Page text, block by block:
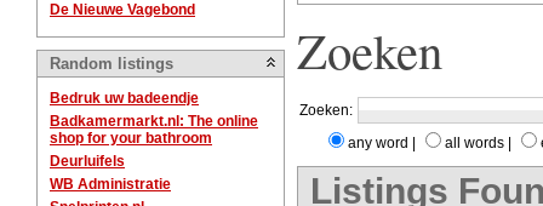
De Nieuwe Vagebond
Random listings
Bedruk uw badeendje
Badkamermarkt.nl: The online
shop for your bathroom
Deurluifels
WB Administratie
Zoeken
Zoeken:
any word
all words|
Listings